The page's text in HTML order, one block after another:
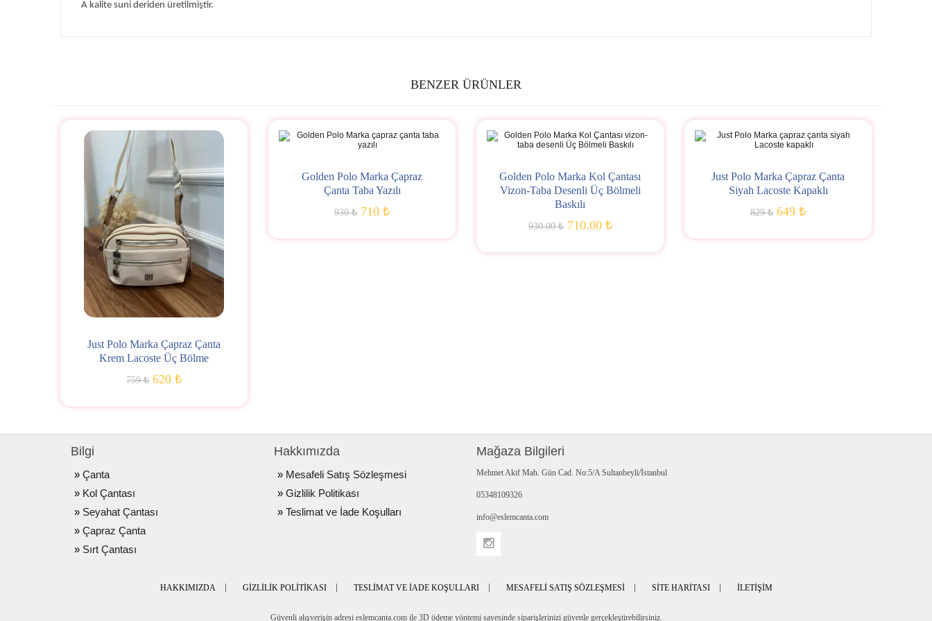
A kalite suni deriden üretilmiştir.
0 Yorum Mevcut
BENZER ÜRÜNLER
Just Polo Marka Çapraz Çanta
Krem Lacoste Üç Bölme
759 ₺ 620 ₺
Golden Polo Marka Çapraz
Çanta Taba Yazılı
930 ₺ 710 ₺
Golden Polo Marka Kol Çantası
Vizon-Taba Desenli Üç Bölmeli
Baskılı
930.00 ₺ 710.00 ₺
Just Polo Marka Çapraz Çanta
Siyah Lacoste Kapaklı
829 ₺ 649 ₺
Bilgi
Çanta
Kol Çantası
Seyahat Çantası
Çapraz Çanta
Sırt Çantası
Hakkımızda
Mesafeli Satış Sözleşmesi
Gizlilik Politikası
Teslimat ve İade Koşulları
Mağaza Bilgileri
Mehmet Akif Mah. Gün Cad. No:5/A Sultanbeyli/İstanbul
05348109326
info@eslemcanta.com
HAKKIMIZDA GIZLILIK POLITIKASI TESLIMAT VE İADE KOŞULLARI MESAFELI SATIŞ SÖZLEŞMESI SITE HARITASI İLETIŞIM
Güvenli alışverişin adresi eslemcanta.com ile 3D ödeme yöntemi sayesinde siparişlerinizi güvenle gerçekleştirebilirsiniz.